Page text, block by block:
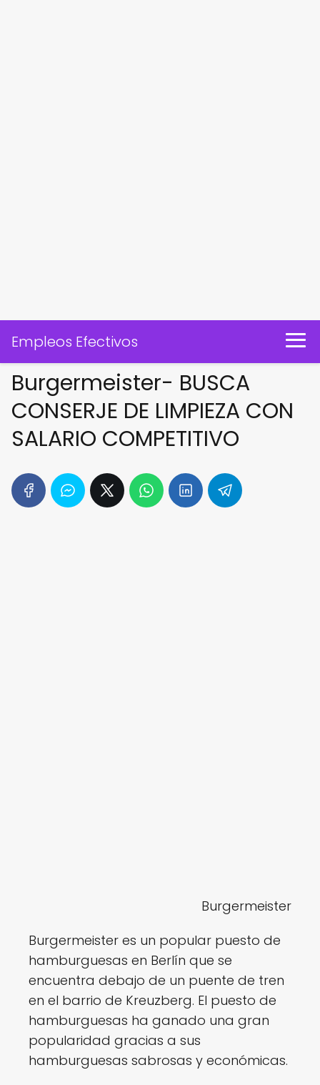
Empleos Efectivos
Burgermeister- BUSCA
CONSERJE DE LIMPIEZA CON
SALARIO COMPETITIVO
Burgermeister
Burgermeister es un popular puesto de
hamburguesas en Berlín que se
encuentra debajo de un puente de tren
en el barrio de Kreuzberg. El puesto de
hamburguesas ha ganado una gran
popularidad gracias a sus
hamburguesas sabrosas y económicas.